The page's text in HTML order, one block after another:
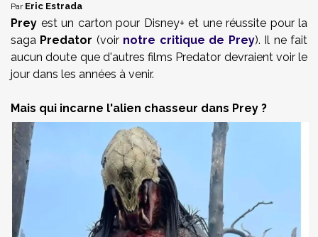
Par Eric Estrada
Prey est un carton pour Disney+ et une réussite pour la
saga Predator (voir notre critique de Prey). Il ne fait
aucun doute que d'autres films Predator devraient voir le
jour dans les années à venir.
Mais qui incarne l'alien chasseur dans Prey ?